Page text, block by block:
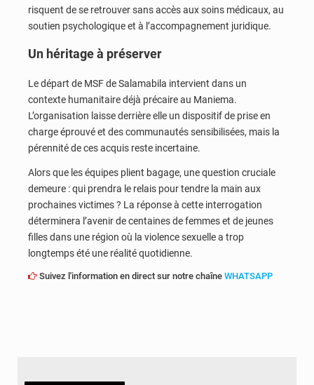
risquent de se retrouver sans accès aux soins médicaux, au
soutien psychologique et à l’accompagnement juridique.
Un héritage à préserver
Le départ de MSF de Salamabila intervient dans un
contexte humanitaire déjà précaire au Maniema.
L’organisation laisse derrière elle un dispositif de prise en
charge éprouvé et des communautés sensibilisées, mais la
pérennité de ces acquis reste incertaine.
Alors que les équipes plient bagage, une question cruciale
demeure : qui prendra le relais pour tendre la main aux
prochaines victimes ? La réponse à cette interrogation
déterminera l’avenir de centaines de femmes et de jeunes
filles dans une région où la violence sexuelle a trop
longtemps été une réalité quotidienne.
Suivez l'information en direct sur notre chaîne WHATSAPP